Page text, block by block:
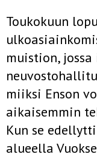
Toukokuun
muistion,
miiksi Enson
aikaisemmin
Kun se
alueella